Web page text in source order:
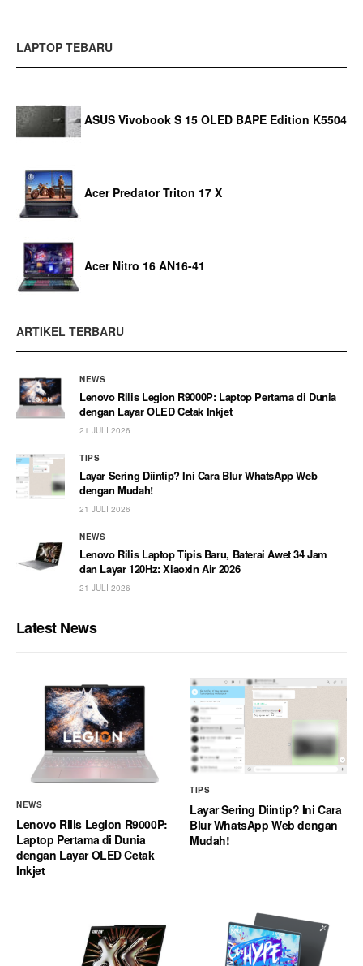
LAPTOP TEBARU
ASUS Vivobook S 15 OLED BAPE Edition K5504
Acer Predator Triton 17 X
Acer Nitro 16 AN16-41
ARTIKEL TERBARU
NEWS
Lenovo Rilis Legion R9000P: Laptop Pertama di Dunia
dengan Layar OLED Cetak Inkjet
21 JULI 2026
TIPS
Layar Sering Diintip? Ini Cara Blur WhatsApp Web
dengan Mudah!
21 JULI 2026
NEWS
Lenovo Rilis Laptop Tipis Baru, Baterai Awet 34 Jam
dan Layar 120Hz: Xiaoxin Air 2026
21 JULI 2026
Latest News
NEWS
Lenovo Rilis Legion R9000P:
Laptop Pertama di Dunia
dengan Layar OLED Cetak
Inkjet
TIPS
Layar Sering Diintip? Ini Cara
Blur WhatsApp Web dengan
Mudah!